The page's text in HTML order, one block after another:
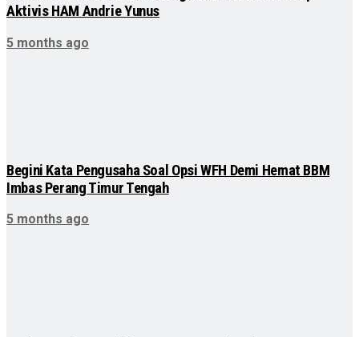
Aktivis HAM Andrie Yunus
5 months ago
Begini Kata Pengusaha Soal Opsi WFH Demi Hemat BBM
Imbas Perang Timur Tengah
5 months ago